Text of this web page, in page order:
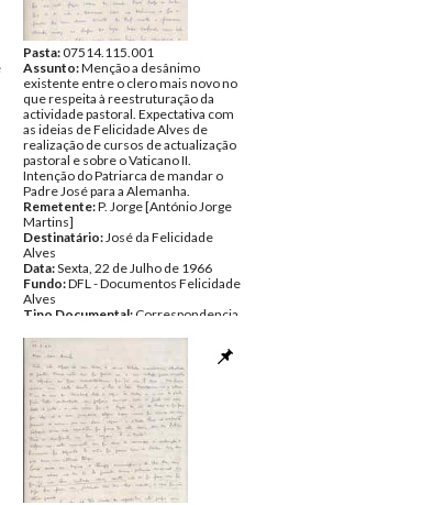
Pasta:07514.115.001
Assunto:Menção a desânimo
existente entre o clero mais novo no
que respeita à reestruturação da
actividade pastoral. Expectativa com
as ideias de Felicidade Alves de
realização de cursos de actualização
pastoral e sobre o Vaticano II.
Intenção do Patriarca de mandar o
Padre José para a Alemanha.
Remetente:P. Jorge [António Jorge
Martins]
Destinatário:José da Felicidade
Alves
Data:Sexta, 22 de Julho de 1966
Fundo:DFL - Documentos Felicidade
Alves
Tipo Documental: Correspondencia